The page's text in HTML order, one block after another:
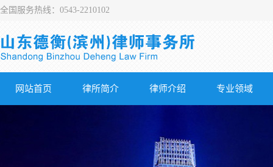
全国服务热线：0543-2210102
网站首页 律所简介 律师介绍 专业领域